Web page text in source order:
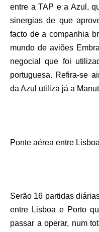
entre a TAP e a Azul,
sinergias de que
facto de a companhia
mundo de aviões
negocial que foi
portuguesa. Refira-se
da Azul utiliza já a
Ponte aérea entre
Serão 16 partidas
entre Lisboa e Porto
passar a operar, num